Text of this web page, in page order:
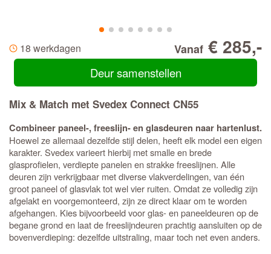
18 werkdagen Vanaf € 285,-
Deur samenstellen
Mix & Match met Svedex Connect CN55
Combineer paneel-, freeslijn- en glasdeuren naar hartenlust.
Hoewel ze allemaal dezelfde stijl delen, heeft elk model een eigen
karakter. Svedex varieert hierbij met smalle en brede
glasprofielen, verdiepte panelen en strakke freeslijnen. Alle
deuren zijn verkrijgbaar met diverse vlakverdelingen, van één
groot paneel of glasvlak tot wel vier ruiten. Omdat ze volledig zijn
afgelakt en voorgemonteerd, zijn ze direct klaar om te worden
afgehangen. Kies bijvoorbeeld voor glas- en paneeldeuren op de
begane grond en laat de freeslijndeuren prachtig aansluiten op de
bovenverdieping: dezelfde uitstraling, maar toch net even anders.